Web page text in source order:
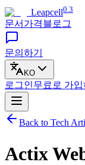
Leapcell0.3
문서 가격블로그
문의하기
KO
로그인무료로 가입
Back to Tech
Actix